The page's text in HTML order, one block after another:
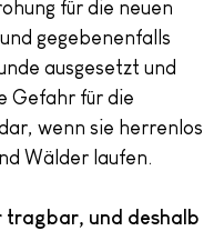
für die neuen
gegebenenfalls
ausgesetzt und
Gefahr für die
wenn sie herrenlos
Wälder laufen.
tragbar, und deshalb